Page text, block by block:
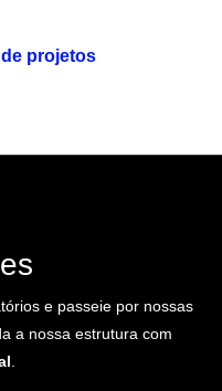
projetos
e passeie por nossas
a nossa estrutura com